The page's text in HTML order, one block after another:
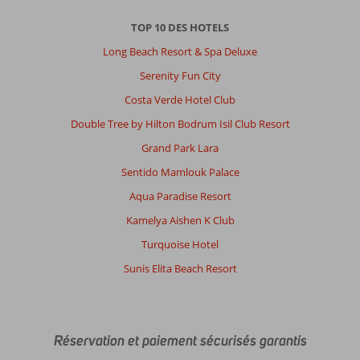
TOP 10 DES HOTELS
Long Beach Resort & Spa Deluxe
Serenity Fun City
Costa Verde Hotel Club
Double Tree by Hilton Bodrum Isil Club Resort
Grand Park Lara
Sentido Mamlouk Palace
Aqua Paradise Resort
Kamelya Aishen K Club
Turquoise Hotel
Sunis Elita Beach Resort
Réservation et paiement sécurisés garantis